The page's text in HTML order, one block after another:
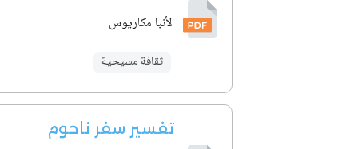
الأنبا مكاريوس
ثقافة مسيحية
تفسير سفر ناحوم